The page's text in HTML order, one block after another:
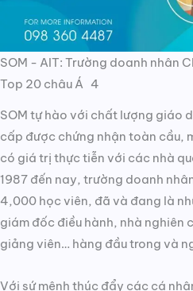
SOM - AIT: Trường doanh nhân
Top 20 châu Á 4
SOM tự hào với chất lượng giáo
cấp được chứng nhận toàn cầu,
có giá trị thực tiễn với các nhà
1987 đến nay, trường doanh
4,000 học viên, đã và đang là
giám đốc điều hành, nhà nghiên
giảng viên… hàng đầu trong và
Với sứ mệnh thúc đẩy các cá